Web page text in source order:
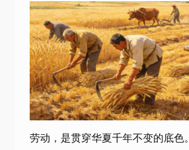
劳动，是贯穿华夏千年不变的底色。